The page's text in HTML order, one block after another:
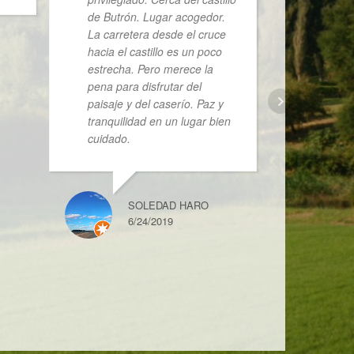
de Butrón. Lugar acogedor.
La carretera desde el cruce
hacia el castillo es un poco
estrecha. Pero merece la
pena para disfrutar del
paisaje y del caserío. Paz y
tranquilidad en un lugar bien
cuidado.
SOLEDAD HARO
6/24/2019
Bilbao
clean,
Perfect
brake